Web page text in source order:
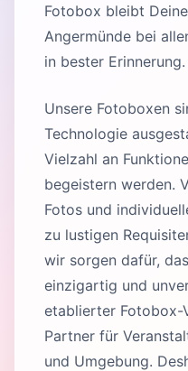
Fotobox bleibt
Angermünde bei
in bester Erinnerung.
Unsere Fotoboxen
Technologie
Vielzahl an
begeistern werden.
Fotos und
zu lustigen
wir sorgen dafür,
einzigartig und
etablierter Fotobox-
Partner für
und Umgebung.